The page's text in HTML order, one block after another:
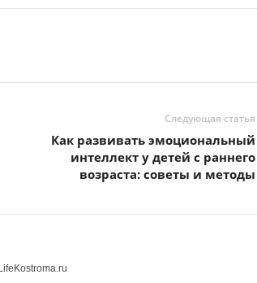
Следующая статья
Как развивать эмоциональный
интеллект у детей с раннего
возраста: советы и методы